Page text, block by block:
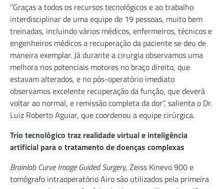
“Graças a todos os recursos tecnológicos e ao trabalho
interdisciplinar de uma equipe de 19 pessoas, muito bem
treinadas, incluindo vários médicos, enfermeiros, técnicos e
engenheiros médicos a recuperação da paciente se deu de
maneira exemplar. Já durante a cirurgia observamos uma
melhora nos potenciais motores no braço direito, que
estavam alterados, e no pós-operatório imediato
observamos excelente recuperação da função, que deverá
voltar ao normal, e remissão completa da dor”, salienta o Dr.
Luiz Roberto Aguiar, que coordenou a equipe cirúrgica.
Trio tecnológico traz realidade virtual e inteligência
artificial para o tratamento de doenças complexas
Brainlab Curve Image Guided Surgery, Zeiss Kinevo 900 e
tomógrafo intraoperatório Airo são utilizados pela primeira